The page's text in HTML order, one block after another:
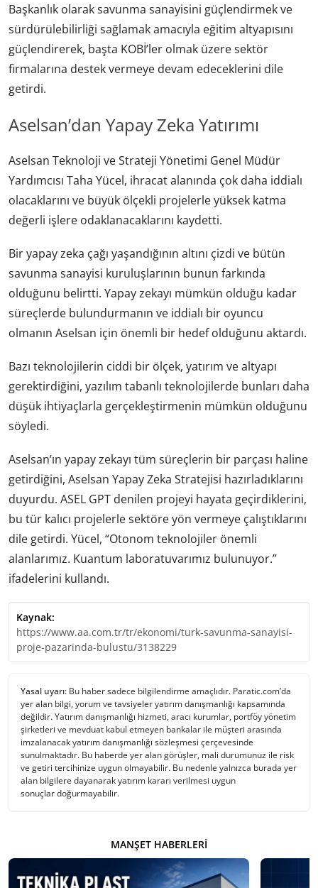
Başkanlık olarak savunma sanayisini güçlendirmek ve
sürdürülebilirliği sağlamak amacıyla eğitim altyapısını
güçlendirerek, başta KOBİ’ler olmak üzere sektör
firmalarına destek vermeye devam edeceklerini dile
getirdi.
Aselsan’dan Yapay Zeka Yatırımı
Aselsan Teknoloji ve Strateji Yönetimi Genel Müdür
Yardımcısı Taha Yücel, ihracat alanında çok daha iddialı
olacaklarını ve büyük ölçekli projelerle yüksek katma
değerli işlere odaklanacaklarını kaydetti.
Bir yapay zeka çağı yaşandığının altını çizdi ve bütün
savunma sanayisi kuruluşlarının bunun farkında
olduğunu belirtti. Yapay zekayı mümkün olduğu kadar
süreçlerde bulundurmanın ve iddialı bir oyuncu
olmanın Aselsan için önemli bir hedef olduğunu aktardı.
Bazı teknolojilerin ciddi bir ölçek, yatırım ve altyapı
gerektirdiğini, yazılım tabanlı teknolojilerde bunları daha
düşük ihtiyaçlarla gerçekleştirmenin mümkün olduğunu
söyledi.
Aselsan’ın yapay zekayı tüm süreçlerin bir parçası haline
getirdiğini, Aselsan Yapay Zeka Stratejisi hazırladıklarını
duyurdu. ASEL GPT denilen projeyi hayata geçirdiklerini,
bu tür kalıcı projelerle sektöre yön vermeye çalıştıklarını
dile getirdi. Yücel, “Otonom teknolojiler önemli
alanlarımız. Kuantum laboratuvarımız bulunuyor.”
ifadelerini kullandı.
Kaynak:
https://www.aa.com.tr/tr/ekonomi/turk-savunma-sanayisi-
proje-pazarinda-bulustu/3138229
Yasal uyarı: Bu haber sadece bilgilendirme amaçlıdır. Paratic.com’da
yer alan bilgi, yorum ve tavsiyeler yatırım danışmanlığı kapsamında
değildir. Yatırım danışmanlığı hizmeti, aracı kurumlar, portföy yönetim
şirketleri ve mevduat kabul etmeyen bankalar ile müşteri arasında
imzalanacak yatırım danışmanlığı sözleşmesi çerçevesinde
sunulmaktadır. Bu haberde yer alan görüşler, mali durumunuz ile risk
ve getiri tercihinize uygun olmayabilir. Bu nedenle yalnızca burada yer
alan bilgilere dayanarak yatırım kararı verilmesi uygun
sonuçlar doğurmayabilir.
MANŞET HABERLERI